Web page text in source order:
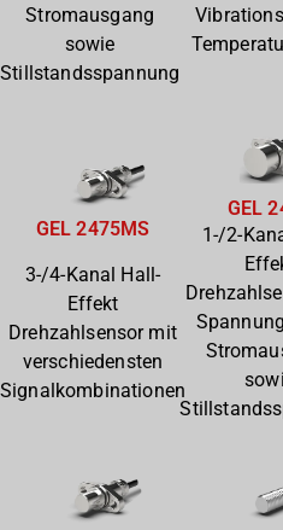
Stromausgang
sowie
Stillstandsspannung
GEL 2475MS
3-/4-Kanal Hall-
Effekt
Drehzahlsensor mit
verschiedensten
Signalkombinationen
GEL
1-/2-